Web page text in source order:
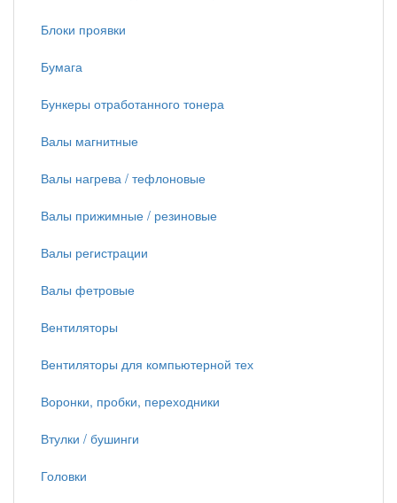
Блоки проявки
Бумага
Бункеры отработанного тонера
Валы магнитные
Валы нагрева / тефлоновые
Валы прижимные / резиновые
Валы регистрации
Валы фетровые
Вентиляторы
Вентиляторы для компьютерной тех
Воронки, пробки, переходники
Втулки / бушинги
Головки